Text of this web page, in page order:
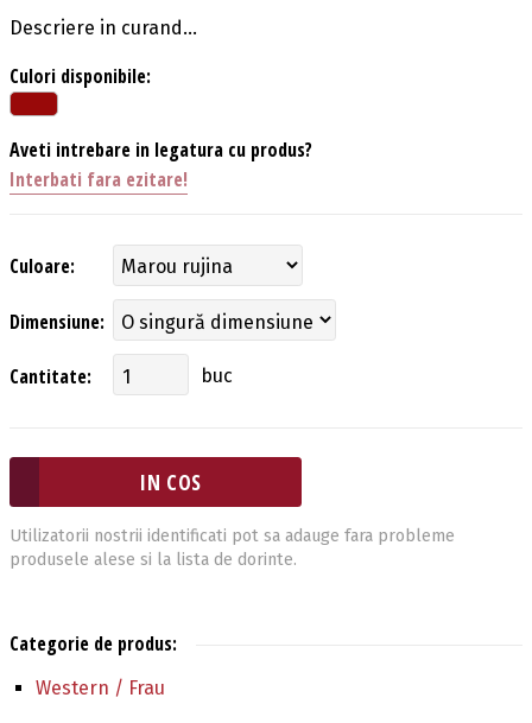
Descriere in curand...
Culori disponibile:
Aveti intrebare in legatura cu produs?
Interbati fara ezitare!
Culoare:
Dimensiune:
Cantitate: buc
Utilizatorii nostrii identificati pot sa adauge fara probleme
produsele alese si la lista de dorinte.
Categorie de produs:
Western / Frau